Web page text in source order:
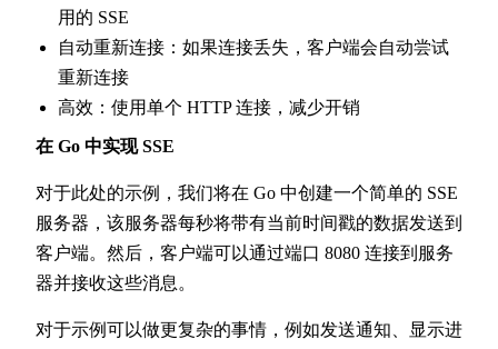
用的 SSE
自动重新连接：如果连接丢失，客户端会自动尝试
重新连接
高效：使用单个 HTTP 连接，减少开销
在 Go 中实现 SSE
对于此处的示例，我们将在 Go 中创建一个简单的 SSE
服务器，该服务器每秒将带有当前时间戳的数据发送到
客户端。然后，客户端可以通过端口 8080 连接到服务
器并接收这些消息。
对于示例可以做更复杂的事情，例如发送通知、显示进